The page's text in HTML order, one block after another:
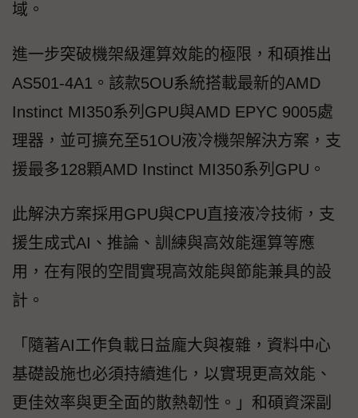
域。
進一步突破機架級運算效能的極限，和碩推出
AS501-4A1。該款5OU系統搭載最新的AMD
Instinct MI350系列GPU與AMD EPYC 9005處
理器，並可擴充至51OU液冷機架解決方案，支
援最多128顆AMD Instinct MI350系列GPU。
此解決方案採用GPU與CPU直接液冷技術，支
援生成式AI、推論、訓練與高效能運算等應
用，在有限的空間實現高效能與節能兼具的設
計。
「隨著AI工作負載日益龐大與複雜，資料中心
基礎設施也必須持續進化，以實現更高效能、
更佳效率與更全面的散熱韌性。」和碩資深副